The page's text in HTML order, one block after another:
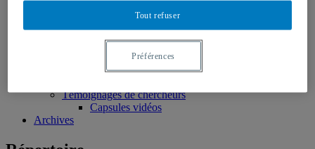
Textes de référence
Effets des médias sur les jeunes
Productions/interventions inspirantes
Témoignages de professionnels
Témoignages de chercheurs
Capsules vidéos
Archives
Tout refuser
Préférences